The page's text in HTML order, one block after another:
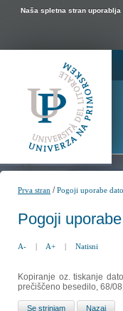
Naša spletna stran
Prva stran /Pogoji uporabe
Pogoji
A- | A+ | Natisni
Kopiranje oz. tiskanje
prečiščeno besedilo, 68/